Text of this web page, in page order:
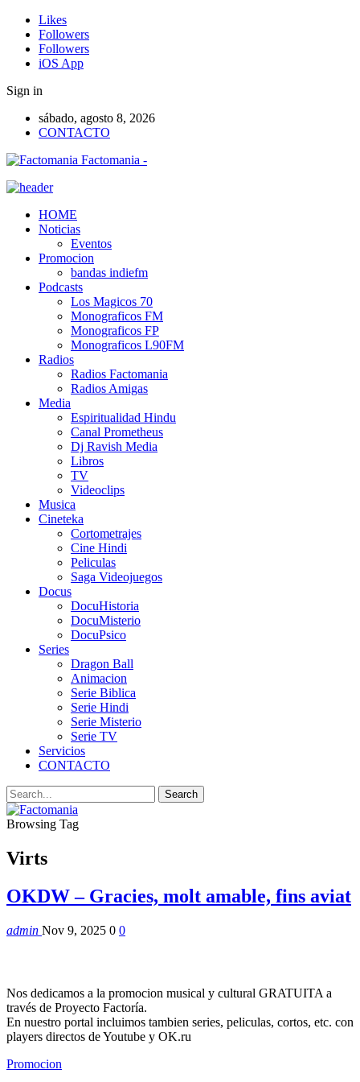
Likes
Followers
Followers
iOS App
Sign in
sábado, agosto 8, 2026
CONTACTO
Factomania -
HOME
Noticias
Eventos
Promocion
bandas indiefm
Podcasts
Los Magicos 70
Monograficos FM
Monograficos FP
Monograficos L90FM
Radios
Radios Factomania
Radios Amigas
Media
Espiritualidad Hindu
Canal Prometheus
Dj Ravish Media
Libros
TV
Videoclips
Musica
Cineteka
Cortometrajes
Cine Hindi
Peliculas
Saga Videojuegos
Docus
DocuHistoria
DocuMisterio
DocuPsico
Series
Dragon Ball
Animacion
Serie Biblica
Serie Hindi
Serie Misterio
Serie TV
Servicios
CONTACTO
Browsing Tag
Virts
OKDW – Gracies, molt amable, fins aviat
admin Nov 9, 2025 0 0
Nos dedicamos a la promocion musical y cultural GRATUITA a
través de Proyecto Factoría.
En nuestro portal incluimos tambien series, peliculas, cortos, etc. con
players directos de Youtube y OK.ru
Promocion